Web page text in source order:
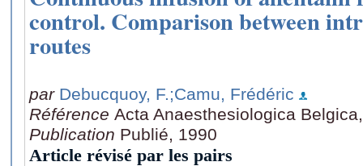
control. Comparison between
routes
par Debucquoy, F.;Camu, Frédéric
Référence Acta Anaesthesiologica
Publication Publié, 1990
Article révisé par les pairs